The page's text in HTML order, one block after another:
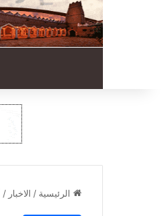
الرئيسية / الاخبار /